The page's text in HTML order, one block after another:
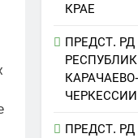
КРАЕ
ПРЕДСТ. РД
КАРАЧАЕВО-
ЧЕРКЕССИИ
ПРЕДСТ. РД